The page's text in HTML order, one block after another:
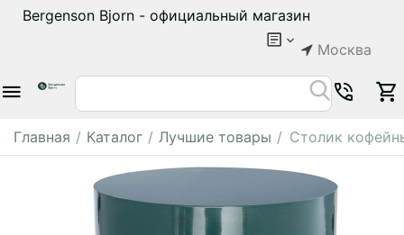
Bergenson Bjorn - официальный магазин
Москва
Главная / Каталог / Лучшие товары / Столик